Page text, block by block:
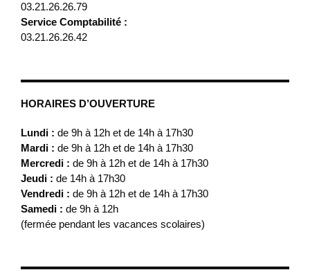
03.21.26.26.79
Service Comptabilité :
03.21.26.26.42
HORAIRES D’OUVERTURE
Lundi : de 9h à 12h et de 14h à 17h30
Mardi : de 9h à 12h et de 14h à 17h30
Mercredi : de 9h à 12h et de 14h à 17h30
Jeudi : de 14h à 17h30
Vendredi : de 9h à 12h et de 14h à 17h30
Samedi : de 9h à 12h
(fermée pendant les vacances scolaires)